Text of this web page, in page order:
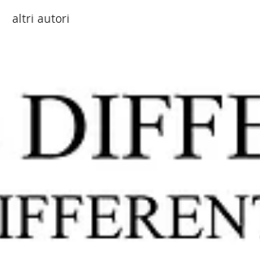
altri autori